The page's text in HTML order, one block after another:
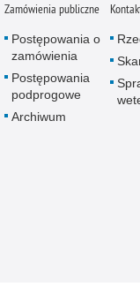
Zamówienia publiczne
Postępowania o
zamówienia
Postępowania
podprogowe
Archiwum